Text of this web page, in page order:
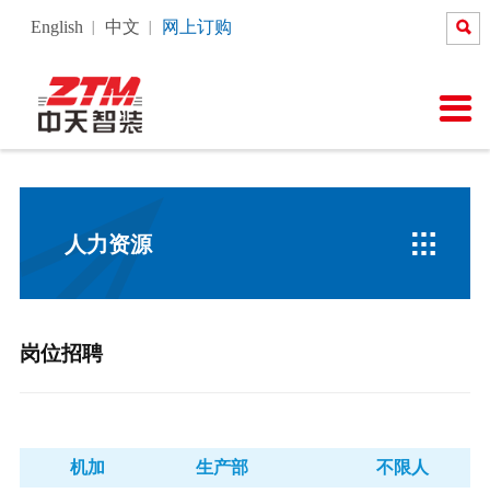
English 中文
网上订购
公司介绍
公司荣誉
公司新闻
行业新闻
视频中心
塔式起重机
施工升降机
产品工艺
塔机智能化
服务承诺
塔机安全管理
在线报修
人力理念
岗位招聘
在线课程
直播课程


人力资源 
岗位招聘
机加 生产部 不限人